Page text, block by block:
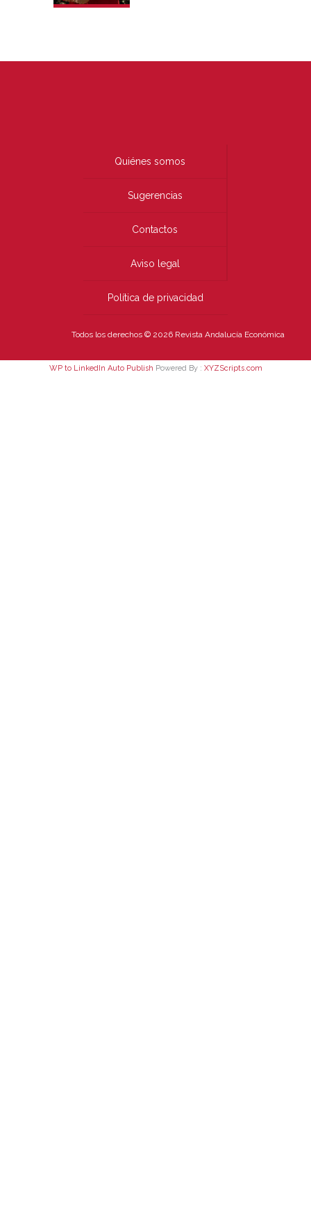
Quiénes somos
Sugerencias
Contactos
Aviso legal
Política de privacidad
Todos los derechos © 2026 Revista Andalucía Económica
WP to LinkedIn Auto Publish Powered By : XYZScripts.com